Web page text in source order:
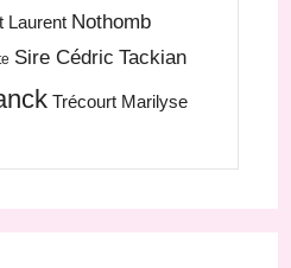
Laurent Nothomb
Sire Cédric Tackian
Trécourt Marilyse